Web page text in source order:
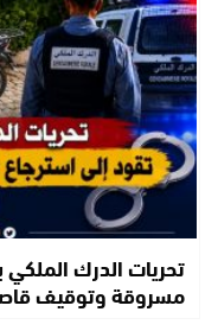
تحريات الدرك
مسروقة وتوقيف